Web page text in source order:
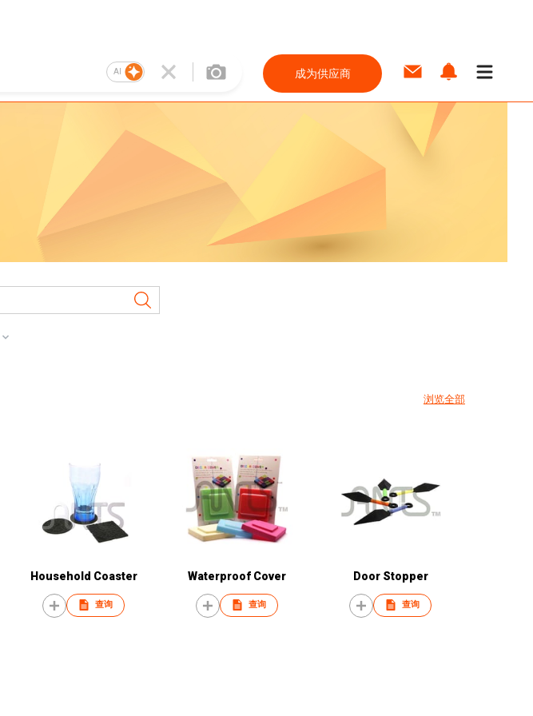
AI 成为供应商
浏览全部
Household Coaster
查询
Waterproof Cover
查询
Door Stopper
查询